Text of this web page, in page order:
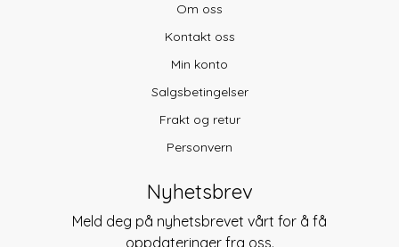
Om oss
Kontakt oss
Min konto
Salgsbetingelser
Frakt og retur
Personvern
Nyhetsbrev
Meld deg på nyhetsbrevet vårt for å få
oppdateringer fra oss.